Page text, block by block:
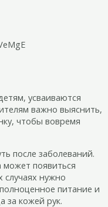
усваиваются
важно выяснить,
чтобы вовремя
после заболеваний.
появиться
нужно
питание и
за кожей рук.